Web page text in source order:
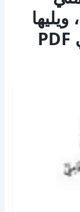
رواية ابن الصلت القرشي PDF